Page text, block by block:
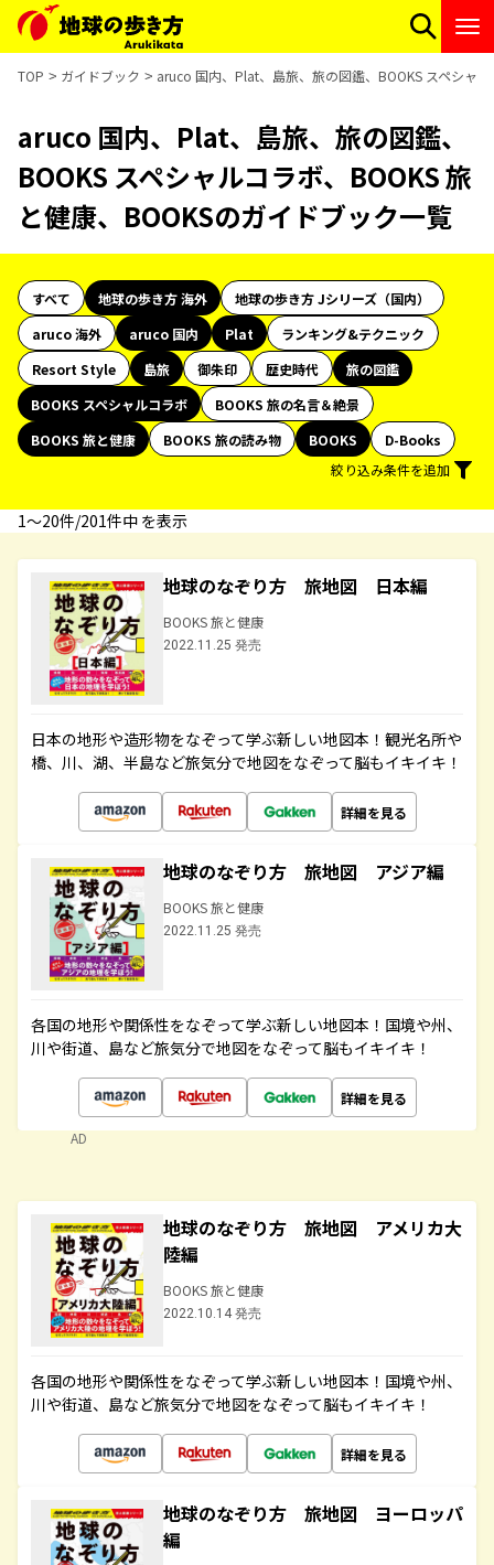
TOP ガイドブック aruco 国内、Plat、島旅、旅の図鑑、BOOKS スペシャ
aruco 国内、Plat、島旅、旅の図鑑、
BOOKS スペシャルコラボ、BOOKS 旅
と健康、BOOKSのガイドブック一覧
すべて 地球の歩き方 海外
地球の歩き方 Jシリーズ（国内）
aruco 海外
aruco 国内 Plat
ランキング&テクニック
Resort Style
島旅 御朱印 歴史時代
旅の図鑑
BOOKS スペシャルコラボ
BOOKS 旅の名言＆絶景
BOOKS 旅と健康
BOOKS 旅の読み物 BOOKS
D-Books
絞り込み条件を追加
1〜20件/201件中 を表示
地球のなぞり方 旅地図 日本編
BOOKS 旅と健康
2022.11.25 発売
日本の地形や造形物をなぞって学ぶ新しい地図本！観光名所や
橋、川、湖、半島など旅気分で地図をなぞって脳もイキイキ！
詳細を見る
地球のなぞり方 旅地図 アジア編
BOOKS 旅と健康
2022.11.25 発売
各国の地形や関係性をなぞって学ぶ新しい地図本！国境や州、
川や街道、島など旅気分で地図をなぞって脳もイキイキ！
詳細を見る
AD
地球のなぞり方 旅地図 アメリカ大
陸編
BOOKS 旅と健康
2022.10.14 発売
各国の地形や関係性をなぞって学ぶ新しい地図本！国境や州、
川や街道、島など旅気分で地図をなぞって脳もイキイキ！
詳細を見る
地球のなぞり方 旅地図 ヨーロッパ
編